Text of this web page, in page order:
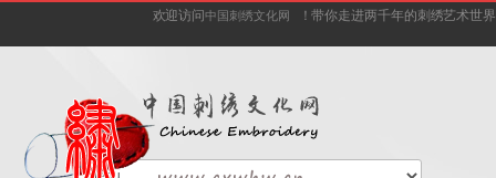
欢迎访问中国刺绣文化网 ！带你走进两千年的刺绣艺术世界